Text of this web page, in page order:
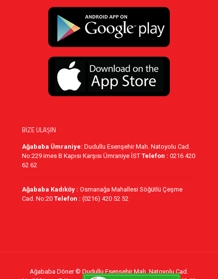
BİZE ULAŞIN
Ağababa Ümraniye: Dudullu Esenşehir Mah. Natoyolu Cad.
No:229 imes B Kapısı Karşısı Ümraniye İST Telefon : 0216 420
62 62
Ağababa Kadıköy : Osmanağa Mahallesi Söğütlü Çeşme
Cad. No:20 Telefon : (0216) 420 52 52
Ağababa Döner © Dudullu Esenşehir Mah. Natoyolu Cad.